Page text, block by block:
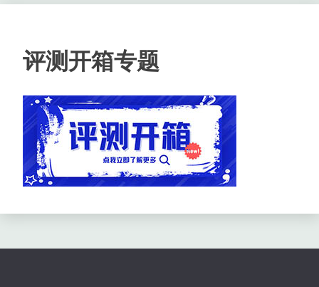
评测开箱专题